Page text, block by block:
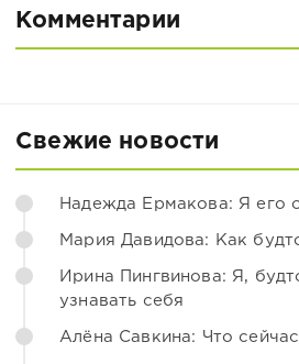
Комментарии
Свежие новости
Надежда Ермакова: Я его
Мария Давидова: Как
Ирина Пингвинова: Я,
узнавать себя
Алёна Савкина: Что